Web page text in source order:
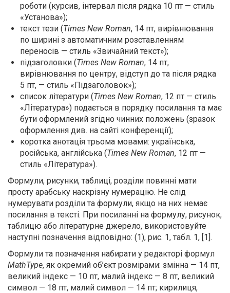
роботи (курсив, інтервал після рядка 10 пт — стиль
«Установа»);
текст тези (Times New Roman, 14 пт, вирівнювання
по ширині з автоматичним розставленням
переносів — стиль «Звичайний текст»);
підзаголовки (Times New Roman, 14 пт,
вирівнювання по центру, відступ до та після рядка
5 пт, — стиль «Підзаголовок»);
список літератури (Times New Roman, 12 пт — стиль
«Література») подається в порядку посилання та має
бути оформлений згідно чинних положень (зразок
оформлення див. на сайті конференції);
коротка анотація трьома мовами: українська,
російська, англійська (Times New Roman, 12 пт —
стиль «Література»).
Формули, рисунки, таблиці, розділи повинні мати
просту арабську наскрізну нумерацію. Не слід
нумерувати розділи та формули, якщо на них немає
посилання в тексті. При посиланні на формулу, рисунок,
таблицю або літературне джерело, використовуйте
наступні позначення відповідно: (1), рис. 1, табл. 1, [1].
Формули та позначення набирати у редакторі формул
MathType, як окремий об’єкт розмірами: змінна — 14 пт,
великий індекс — 10 пт, малий індекс — 8 пт, великий
символ — 18 пт, малий символ — 14 пт; кирилиця,